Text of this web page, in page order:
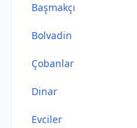
Başmakçı
Bolvadin
Çobanlar
Dinar
Evciler